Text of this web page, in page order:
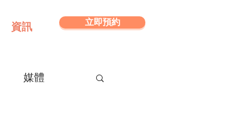
資訊 立即預約
媒體